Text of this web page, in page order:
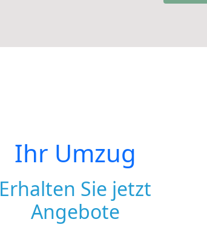
Ihr Umzug
Erhalten Sie jetzt
Angebote